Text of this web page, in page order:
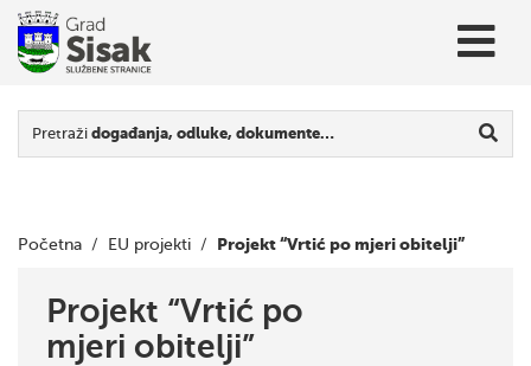
Pretraži događanja, odluke, dokumente…
Početna / EU projekti / Projekt “Vrtić po mjeri obitelji”
Projekt “Vrtić po
mjeri obitelji”